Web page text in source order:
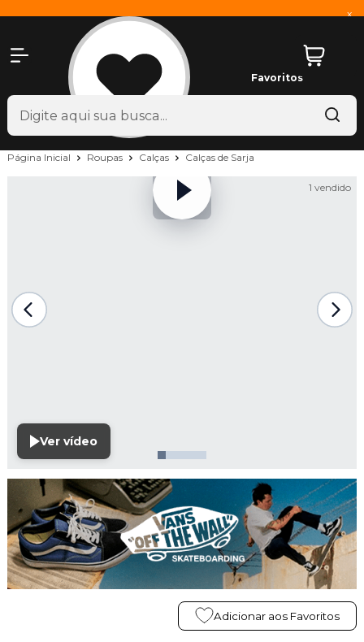
x
Favoritos
Página Inicial Roupas Calças Calças de Sarja
1 vendido
Ver vídeo
Adicionar aos Favoritos